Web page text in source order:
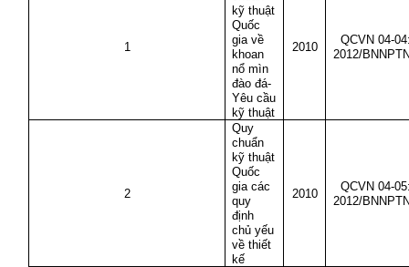
1
kỹ thuật
Quốc
gia về
khoan
nổ mìn
đào đá-
Yêu cầu
kỹ thuật
2010
QCVN 04-
2012/
2
Quy
chuẩn
kỹ thuật
Quốc
gia các
quy
định
chủ yếu
về thiết
kế
2010
QCVN 04-
2012/